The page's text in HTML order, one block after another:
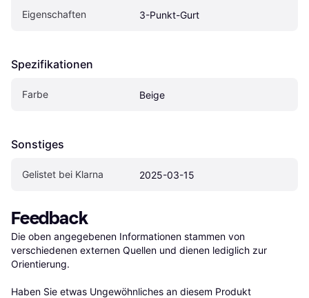
Eigen­schaften 3-Punkt-Gurt
Spezifikationen
Farbe Beige
Sonstiges
Gelistet bei Klarna 2025-03-15
Feedback
Die oben angegebenen Informationen stammen von
verschiedenen externen Quellen und dienen lediglich zur
Orientierung.
Haben Sie etwas Ungewöhnliches an diesem Produkt